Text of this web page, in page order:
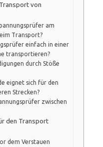
von
am
Transport?
einfach in einer
transportieren?
durch Stöße
eignet sich für den
Strecken?
zwischen
den Transport
dem Verstauen